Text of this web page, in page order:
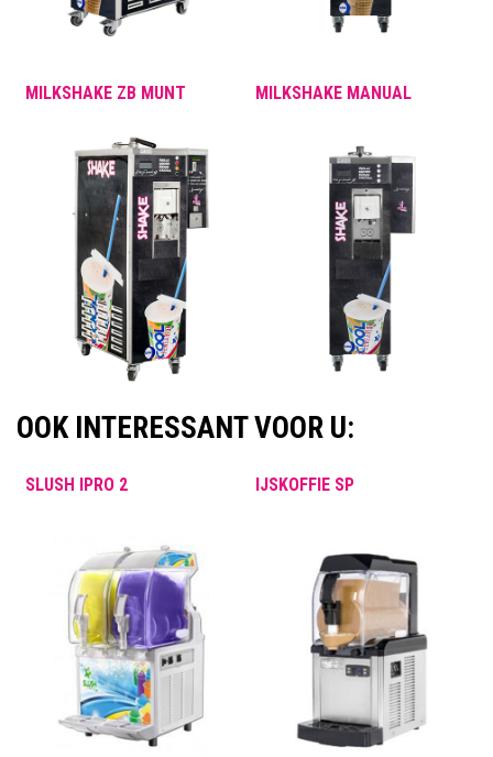
MILKSHAKE ZB MUNT MILKSHAKE MANUAL
OOK INTERESSANT VOOR U:
SLUSH IPRO 2 IJSKOFFIE SP